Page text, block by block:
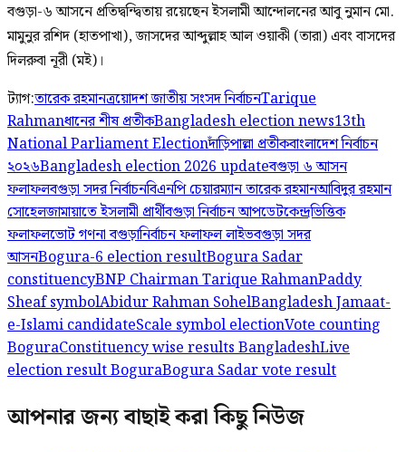
বগুড়া-৬ আসনে প্রতিদ্বন্দ্বিতায় রয়েছেন ইসলামী আন্দোলনের আবু নুমান মো.
মামুনুর রশিদ (হাতপাখা), জাসদের আব্দুল্লাহ আল ওয়াকী (তারা) এবং বাসদের
দিলরুবা নূরী (মই)।
ট্যাগ:তারেক রহমানত্রয়োদশ জাতীয় সংসদ নির্বাচনTarique
Rahmanধানের শীষ প্রতীকBangladesh election news13th
National Parliament Electionদাঁড়িপাল্লা প্রতীকবাংলাদেশ নির্বাচন
২০২৬Bangladesh election 2026 updateবগুড়া ৬ আসন
ফলাফলবগুড়া সদর নির্বাচনবিএনপি চেয়ারম্যান তারেক রহমানআবিদুর রহমান
সোহেলজামায়াতে ইসলামী প্রার্থীবগুড়া নির্বাচন আপডেটকেন্দ্রভিত্তিক
ফলাফলভোট গণনা বগুড়ানির্বাচন ফলাফল লাইভবগুড়া সদর
আসনBogura-6 election resultBogura Sadar
constituencyBNP Chairman Tarique RahmanPaddy
Sheaf symbolAbidur Rahman SohelBangladesh Jamaat-
e-Islami candidateScale symbol electionVote counting
BoguraConstituency wise results BangladeshLive
election result BoguraBogura Sadar vote result
আপনার জন্য বাছাই করা কিছু নিউজ